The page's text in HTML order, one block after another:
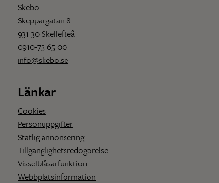
Skebo
Skeppargatan 8
931 30 Skellefteå
0910-73 65 00
info@skebo.se
Länkar
Cookies
Personuppgifter
Statlig annonsering
Tillgänglighetsredogörelse
Visselblåsarfunktion
Webbplatsinformation